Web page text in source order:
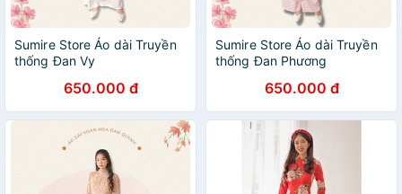
Sumire Store Áo dài Truyền
thống Đan Vy
650.000 đ
Sumire Store Áo dài Truyền
thống Đan Phương
650.000 đ